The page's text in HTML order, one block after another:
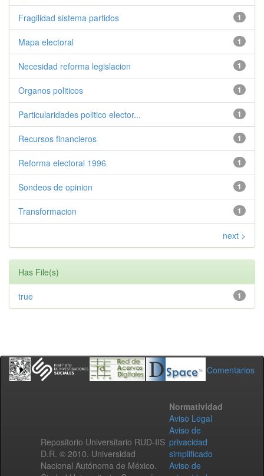
1
Fragilidad sistema partidos
1
Mapa electoral
1
Necesidad reforma legislacion
1
Organos politicos
1
Particularidades politico elector...
1
Recursos financieros
1
Reforma electoral 1996
1
Sondeos de opinion
1
Transformacion
next >
Has File(s)
1
true
Comentarios
Repositorio Universitario RUD-IIS
D.R. © 2010. Universidad
Nacional Autónoma de México.
Normatividad
Aviso Legal
Aviso de
privacidad
simplificado
Aviso de